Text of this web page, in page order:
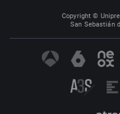
Copyright ©
San Sebastián